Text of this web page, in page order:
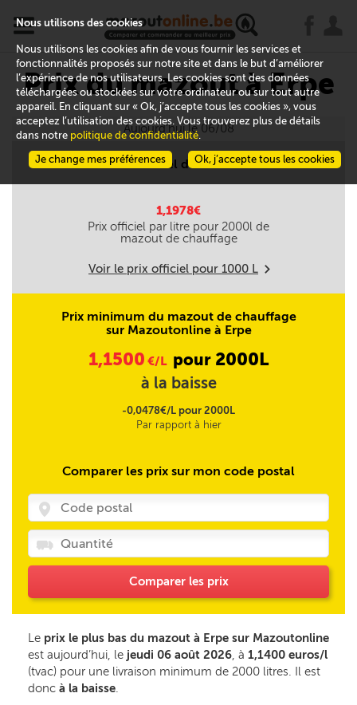
x
Prix du mazout à Erpe
Aujourd'hui le 06/08
Prix officiel du mazout
1,1978€
Prix officiel par litre pour 2000l de
mazout de chauffage
Voir le prix officiel pour 1000 L m
Prix minimum du mazout de chauffage
sur Mazoutonline à Erpe
1,1500 €/L pour 2000L
à la baisse
-0,0478€/L pour 2000L
Par rapport à hier
Comparer les prix sur mon code postal
Comparer les prix
Le prix le plus bas du mazout à Erpe sur Mazoutonline
est aujourd’hui, le jeudi 06 août 2026, à 1,1400 euros/l
(tvac) pour une livraison minimum de 2000 litres. Il est
donc à la baisse.
Nous utilisons des cookies
Nous utilisons les cookies afin de vous fournir les services et
fonctionnalités proposés sur notre site et dans le but d’améliorer
l’expérience de nos utilisateurs. Les cookies sont des données
téléchargées ou stockées sur votre ordinateur ou sur tout autre
appareil. En cliquant sur « Ok, j’accepte tous les cookies », vous
acceptez l’utilisation des cookies. Vous trouverez plus de détails
dans notre politique de confidentialité.
Ok, j’accepte tous les cookies
Je change mes préférences